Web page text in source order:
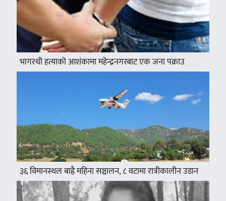
भागरथी हत्याको आशंकामा महेन्द्रनगरबाट एक जना पक्राउ
३६ विमानस्थल बाह्रै महिना सञ्चालन, ८ वटामा रात्रीकालीन उडान